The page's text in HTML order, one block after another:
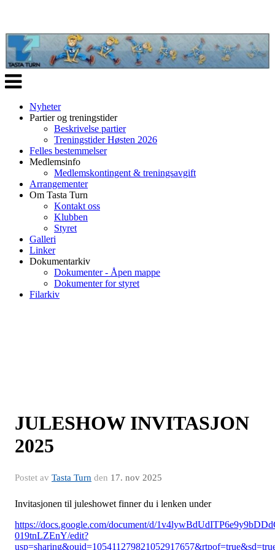
Veksle
navigasjon
Nyheter
Partier og treningstider
Beskrivelse partier
Treningstider Høsten 2026
Felles bestemmelser
Medlemsinfo
Medlemskontingent & treningsavgift
Arrangementer
Om Tasta Turn
Kontakt oss
Klubben
Styret
Galleri
Linker
Dokumentarkiv
Dokumenter - Åpen mappe
Dokumenter for styret
Filarkiv
JULESHOW INVITASJON
2025
Postet av Tasta Turn den 17. nov 2025
Invitasjonen til juleshowet finner du i lenken under
https://docs.google.com/document/d/
019tnLZEnY/edit?